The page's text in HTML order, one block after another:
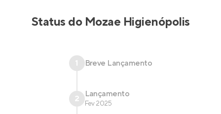
Status do Mozae Higienópolis
1 Breve Lançamento
2 Lançamento
Fev 2025